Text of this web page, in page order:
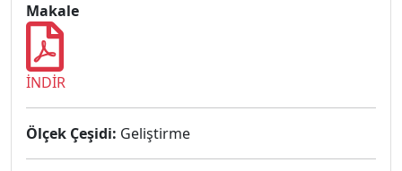
Makale
İNDİR
Ölçek Çeşidi: Geliştirme